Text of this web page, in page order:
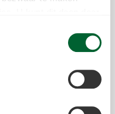
Meer informatie over
informatie over u